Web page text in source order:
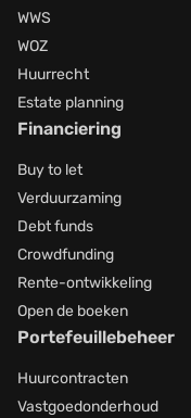
WWS
WOZ
Huurrecht
Estate planning
Financiering
Buy to let
Verduurzaming
Debt funds
Crowdfunding
Rente-ontwikkeling
Open de boeken
Portefeuillebeheer
Huurcontracten
Vastgoedonderhoud